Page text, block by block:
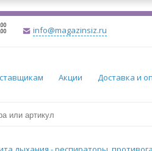
info@magazinsiz.ru
Акции Доставка и